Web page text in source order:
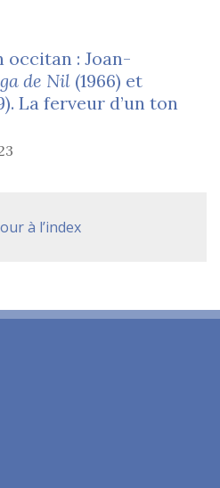
occitan : Joan-
de Nil (1966) et
La ferveur d’un ton
à l’index